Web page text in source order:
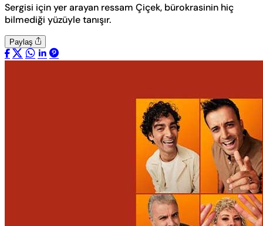
Sergisi için yer arayan ressam Çiçek, bürokrasinin hiç
bilmediği yüzüyle tanışır.
Paylaş